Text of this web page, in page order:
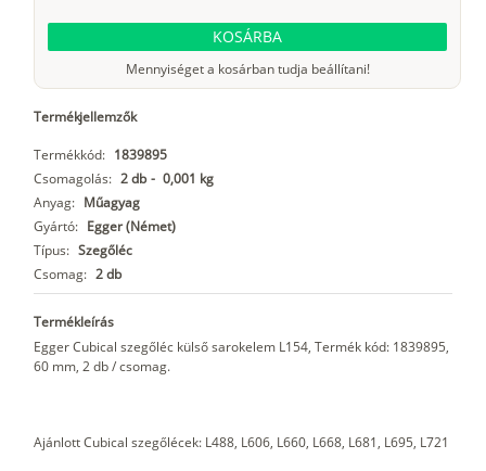
KOSÁRBA
Mennyiséget a kosárban tudja beállítani!
Termékjellemzők
Termékkód: 1839895
Csomagolás: 2 db - 0,001 kg
Anyag: Műagyag
Gyártó: Egger (Német)
Típus: Szegőléc
Csomag: 2 db
Termékleírás
Egger Cubical szegőléc külső sarokelem L154, Termék kód: 1839895,
60 mm, 2 db / csomag.
Ajánlott Cubical szegőlécek: L488, L606, L660, L668, L681, L695, L721